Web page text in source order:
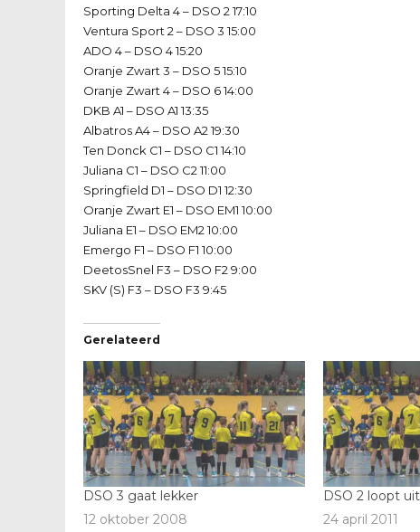
Sporting Delta 4 – DSO 2 17:10
Ventura Sport 2 – DSO 3 15:00
ADO 4 – DSO 4 15:20
Oranje Zwart 3 – DSO 5 15:10
Oranje Zwart 4 – DSO 6 14:00
DKB A1 – DSO A1 13:35
Albatros A4 – DSO A2 19:30
Ten Donck C1 – DSO C1 14:10
Juliana C1 – DSO C2 11:00
Springfield D1 – DSO D1 12:30
Oranje Zwart E1 – DSO EM1 10:00
Juliana E1 – DSO EM2 10:00
Emergo F1 – DSO F1 10:00
DeetosSnel F3 – DSO F2 9:00
SKV (S) F3 – DSO F3 9:45
Gerelateerd
DSO 3 gaat lekker
12 oktober 2008
DSO 2 loopt uit
24 april 2011